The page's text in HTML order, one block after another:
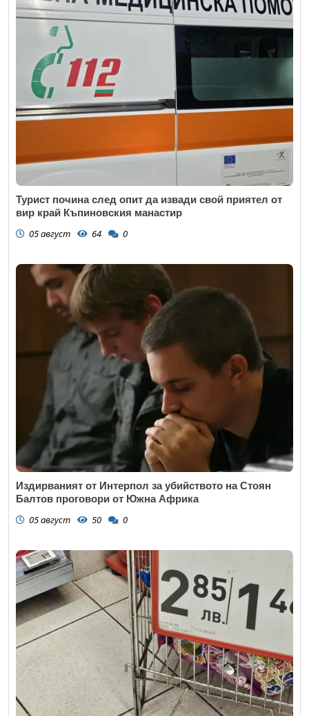
Email
Коментар*
Турист почина след опит да извади свой приятел от
вир край Къпиновския манастир
05 август 64 0
Издирваният от Интерпол за убийството на Стоян
Балтов проговори от Южна Африка
05 август 50 0